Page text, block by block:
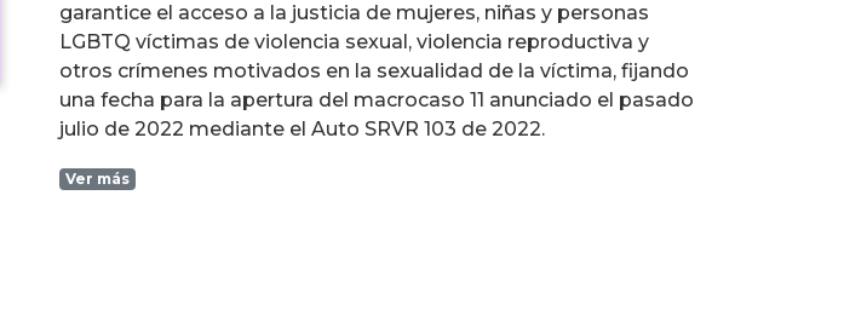
garantice el acceso a la justicia de mujeres, niñas y personas
LGBTQ víctimas de violencia sexual, violencia reproductiva y
otros crímenes motivados en la sexualidad de la víctima, fijando
una fecha para la apertura del macrocaso 11 anunciado el pasado
julio de 2022 mediante el Auto SRVR 103 de 2022.
Ver más